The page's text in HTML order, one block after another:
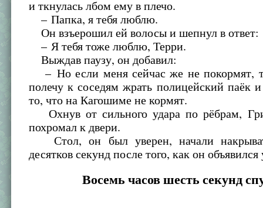
и ткнулась лбом ему в плечо.
– Папка, я тебя люблю.
Он взъерошил ей волосы и шепнул в ответ:
– Я тебя тоже люблю, Терри.
Выждав паузу, он добавил:
– Но если меня сейчас же не покормят,
полечу к соседям жрать полицейский паёк
то, что на Кагошиме не кормят.
Охнув от сильного удара по рёбрам,
похромал к двери.
Стол, он был уверен, начали
десятков секунд после того, как он
Восемь часов шесть секунд